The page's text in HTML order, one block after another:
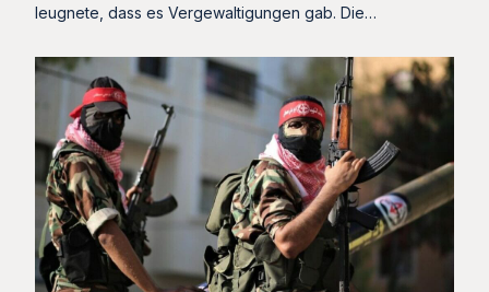
leugnete, dass es Vergewaltigungen gab. Die…